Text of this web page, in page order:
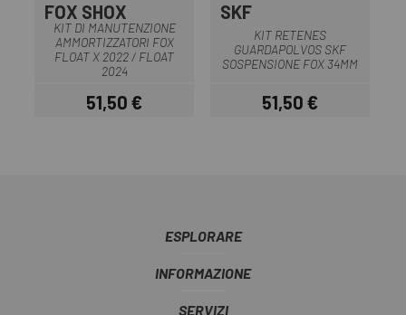
FOX SHOX
KIT DI MANUTENZIONE
AMMORTIZZATORI FOX
FLOAT X 2022 / FLOAT
2024
Prezzo
51,50 €
SKF
KIT RETENES
GUARDAPOLVOS SKF
SOSPENSIONE FOX 34MM
Prezzo
51,50 €
ESPLORARE
INFORMAZIONE
SERVIZI